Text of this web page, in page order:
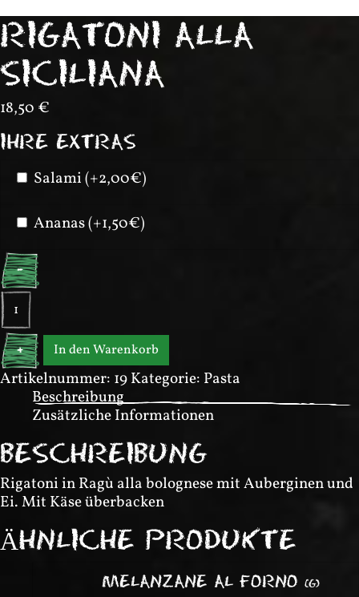
RIGATONI ALLA
SICILIANA
18,50 €
IHRE EXTRAS
Salami (+2,00€)
Ananas (+1,50€)
-
Rigatoni
alla
siciliana
Menge
+ In den Warenkorb
Artikelnummer: 19Kategorie: Pasta
Beschreibung
Zusätzliche Informationen
BESCHREIBUNG
Rigatoni in Ragù alla bolognese mit Auberginen und
Ei. Mit Käse überbacken
ÄHNLICHE PRODUKTE
MELANZANE AL FORNO (G)